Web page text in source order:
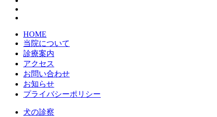
HOME
当院について
診療案内
アクセス
お問い合わせ
お知らせ
プライバシーポリシー
犬の診察